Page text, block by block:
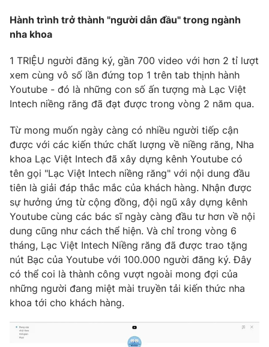
Video
VTV Money VTV Thể thao
VTV Sức khoẻ Bất động sản
Thị trường 24h Tấm lòng Việt
VTV4 Vươn mình bằng AI
VTV9 VTV8
Liên hệ tòa soạn English
Hành trình trở thành "người dẫn đầu" trong ngành
nha khoa
1 TRIỆU người đăng ký, gần 700 video với hơn 2 tỉ lượt
xem cùng vô số lần đứng top 1 trên tab thịnh hành
Youtube - đó là những con số ấn tượng mà Lạc Việt
Intech niềng răng đã đạt được trong vòng 2 năm qua.
Từ mong muốn ngày càng có nhiều người tiếp cận
được với các kiến thức chất lượng về niềng răng, Nha
khoa Lạc Việt Intech đã xây dựng kênh Youtube có
tên gọi "Lạc Việt Intech niềng răng" với nội dung đầu
tiên là giải đáp thắc mắc của khách hàng. Nhận được
sự hưởng ứng từ cộng đồng, đội ngũ xây dựng kênh
Youtube cùng các bác sĩ ngày càng đầu tư hơn về nội
dung cũng như cách thể hiện. Và chỉ trong vòng 6
tháng, Lạc Việt Intech Niềng răng đã được trao tặng
nút Bạc của Youtube với 100.000 người đăng ký. Đây
có thể coi là thành công vượt ngoài mong đợi của
những người đang miệt mài truyền tải kiến thức nha
khoa tới cho khách hàng.